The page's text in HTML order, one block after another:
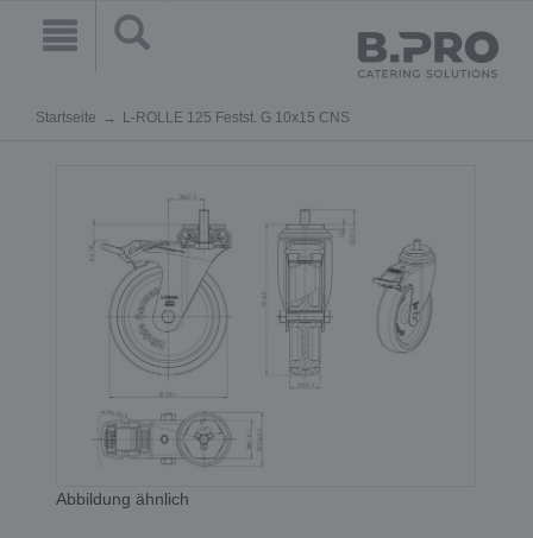
Startseite L-ROLLE 125 Festst. G 10x15 CNS
Abbildung ähnlich